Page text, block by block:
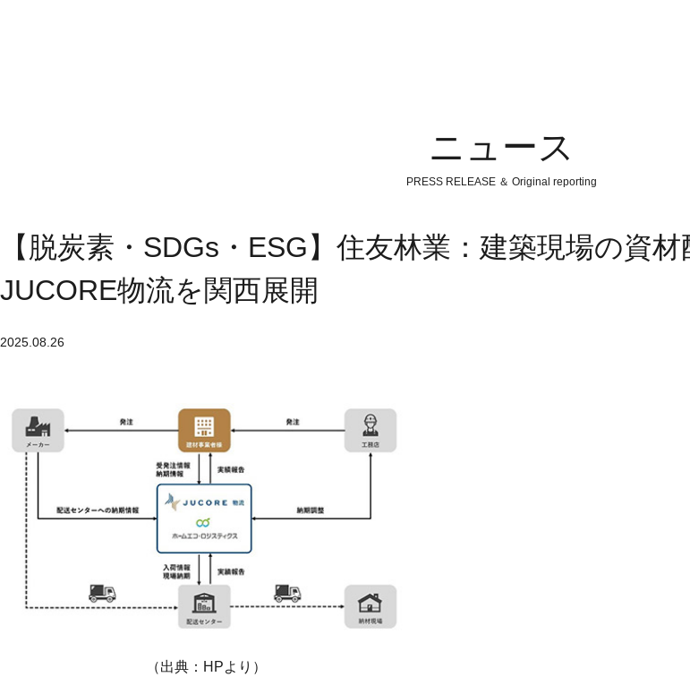
ニュース
PRESS RELEASE ＆ Original reporting
【脱炭素・SDGs・ESG】住友林業：建築現場の資
JUCORE物流を関西展開
2025.08.26
（出典：HPより）